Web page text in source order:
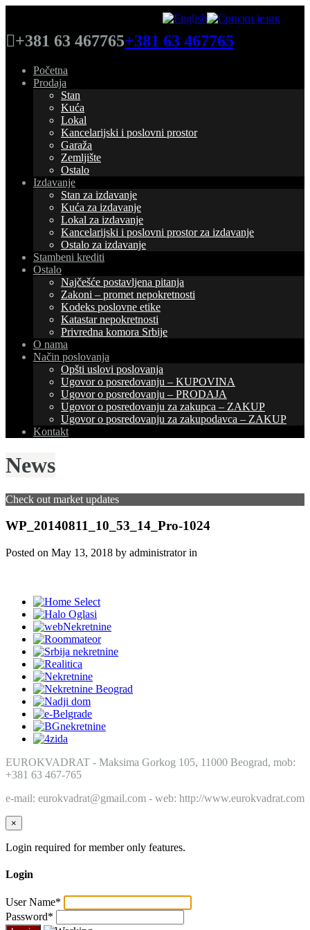
+381 63 467765+381 63 467765
Početna
Prodaja
Stan
Kuća
Lokal
Kancelarijski i poslovni prostor
Garaža
Zemljište
Ostalo
Izdavanje
Stan za izdavanje
Kuća za izdavanje
Lokal za izdavanje
Kancelarijski i poslovni prostor za izdavanje
Ostalo za izdavanje
Stambeni krediti
Ostalo
Najčešće postavljena pitanja
Zakoni – promet nepokretnosti
Kodeks poslovne etike
Katastar nepokretnosti
Privredna komora Srbije
O nama
Način poslovanja
Opšti uslovi poslovanja
Ugovor o posredovanju – KUPOVINA
Ugovor o posredovanju – PRODAJA
Ugovor o posredovanju za zakupca – ZAKUP
Ugovor o posredovanju za zakupodavca – ZAKUP
Kontakt
News
Check out market updates
WP_20140811_10_53_14_Pro-1024
Posted on May 13, 2018 by administrator in
EUROKVADRAT - Maksima Gorkog 105, 11000 Beograd, mob:
+381 63 467-765
e-mail: eurokvadrat@gmail.com - web: http://www.eurokvadrat.com
×
Login required for member only features.
Login
User Name*
Password*